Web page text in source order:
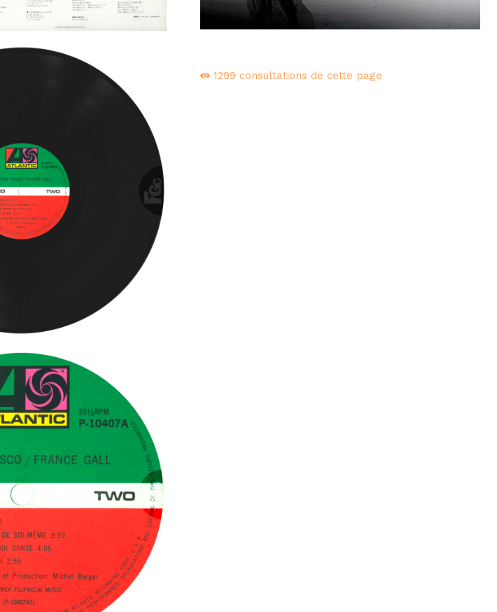
1299 consultations de cette page